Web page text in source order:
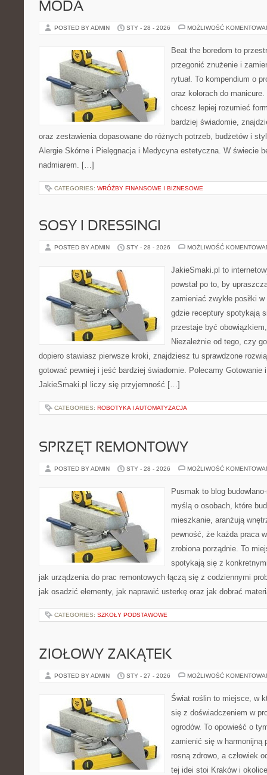
MODA
POSTED BY ADMIN STY - 28 - 2026 MOŻLIWOŚĆ
Beat the boredom to
przegonić znużenie i
rytuał. To kompendium o
oraz kolorach do
chcesz lepiej rozumieć
bardziej świadomie,
oraz zestawienia dopasowane do różnych potrzeb, budżetów i
Alergie Skórne i Pielęgnacja i Medycyna estetyczna. W świecie
nadmiarem. […]
CATEGORIES: WRÓŻBY FINANSOWE I BIZNESOWE
SOSY I DRESSINGI
POSTED BY ADMIN STY - 28 - 2026 MOŻLIWOŚĆ
JakieSmaki.pl to
powstał po to, by
zamieniać zwykłe posiłki
gdzie receptury spotykają
przestaje być
Niezależnie od tego, czy
dopiero stawiasz pierwsze kroki, znajdziesz tu sprawdzone
gotować pewniej i jeść bardziej świadomie. Polecamy Gotowanie
JakieSmaki.pl liczy się przyjemność […]
CATEGORIES: ROBOTYKA I AUTOMATYZACJA
SPRZĘT REMONTOWY
POSTED BY ADMIN STY - 28 - 2026 MOŻLIWOŚĆ
Pusmak to blog
myślą o osobach, które
mieszkanie, aranżują
pewność, że każda praca
zrobiona porządnie. To
spotykają się z
jak urządzenia do prac remontowych łączą się z codziennymi
jak osadzić elementy, jak naprawić usterkę oraz jak dobrać
CATEGORIES: SZKOŁY PODSTAWOWE
ZIOŁOWY ZAKĄTEK
POSTED BY ADMIN STY - 27 - 2026 MOŻLIWOŚĆ
Świat roślin to miejsce, w
się z doświadczeniem w
ogrodów. To opowieść o
zamienić się w harmonijną
rosną zdrowo, a człowiek
tej idei stoi Kraków i